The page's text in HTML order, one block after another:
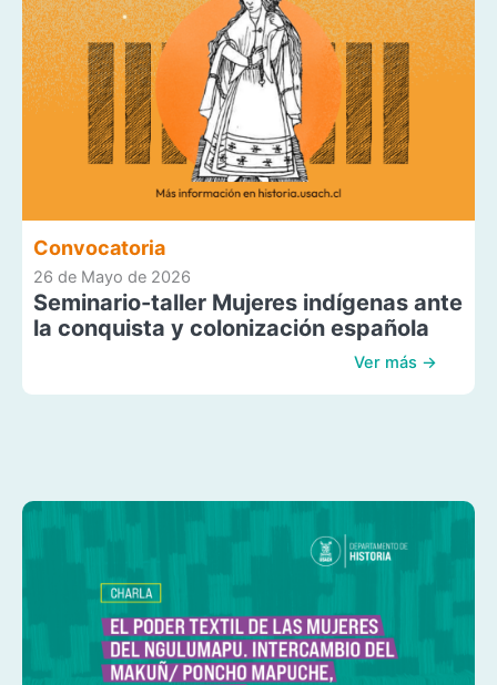
Convocatoria
26 de Mayo de 2026
Seminario-taller Mujeres indígenas ante
la conquista y colonización española
Ver más →